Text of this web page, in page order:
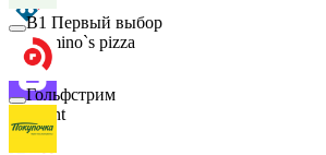
Domino`s pizza
Urent
B1 Первый выбор
Гольфстрим